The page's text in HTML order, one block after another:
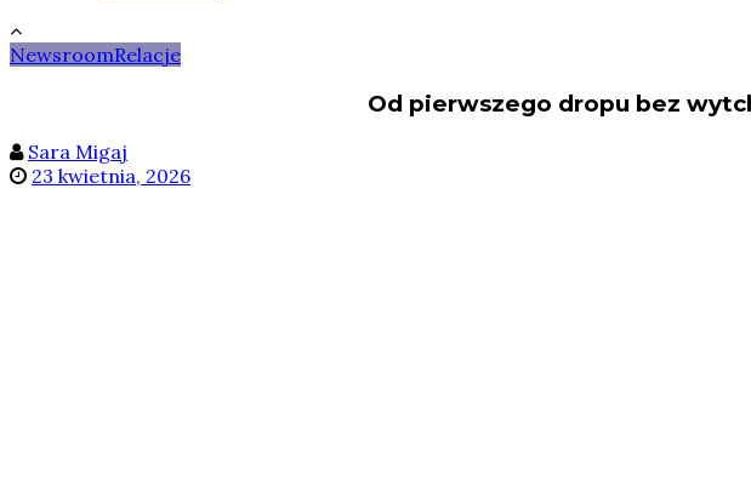
NewsroomRelacje
Od pierwszego dropu bez
Sara Migaj
23 kwietnia, 2026